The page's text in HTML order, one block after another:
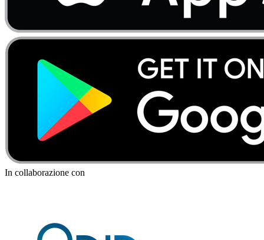
In collaborazione con